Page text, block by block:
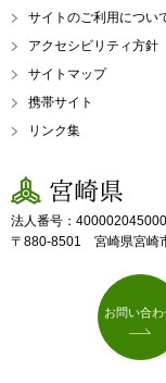
サイトのご利用につい
アクセシビリティ方針
サイトマップ
携帯サイト
リンク集
宮崎県
法人番号：
〒880-8501 宮崎県宮崎
お問い合わ